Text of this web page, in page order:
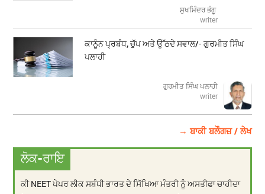
ਸੁਖਮਿੰਦਰ ਭੰਗੂ
writer
ਕਾਨੂੰਨ ਪ੍ਰਬੰਧ, ਚੁੱਪ ਅਤੇ ਉੱਠਦੇ ਸਵਾਲ/- ਗੁਰਮੀਤ ਸਿੰਘ
ਪਲਾਹੀ
ਗੁਰਮੀਤ ਸਿੰਘ ਪਲਾਹੀ
writer
→ ਬਾਕੀ ਬਲੌਗਜ਼ / ਲੇਖ
ਲੋਕ-ਰਾਇ
ਕੀ NEET ਪੇਪਰ ਲੀਕ ਸਬੰਧੀ ਭਾਰਤ ਦੇ ਸਿੱਖਿਆ ਮੰਤਰੀ ਨੂੰ ਅਸਤੀਫਾ ਚਾਹੀਦਾ